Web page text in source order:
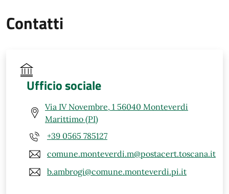
Contatti
Ufficio sociale
Via IV Novembre, 1 56040 Monteverdi
Marittimo (PI)
+39 0565 785127
comune.monteverdi.m@postacert.toscana.it
b.ambrogi@comune.monteverdi.pi.it